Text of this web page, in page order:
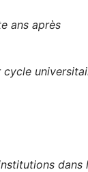
ans après
cycle